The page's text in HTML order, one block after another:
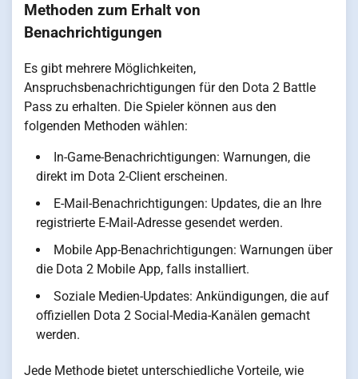
Methoden zum Erhalt von
Benachrichtigungen
Es gibt mehrere Möglichkeiten,
Anspruchsbenachrichtigungen für den Dota 2 Battle
Pass zu erhalten. Die Spieler können aus den
folgenden Methoden wählen:
In-Game-Benachrichtigungen: Warnungen, die
direkt im Dota 2-Client erscheinen.
E-Mail-Benachrichtigungen: Updates, die an Ihre
registrierte E-Mail-Adresse gesendet werden.
Mobile App-Benachrichtigungen: Warnungen über
die Dota 2 Mobile App, falls installiert.
Soziale Medien-Updates: Ankündigungen, die auf
offiziellen Dota 2 Social-Media-Kanälen gemacht
werden.
Jede Methode bietet unterschiedliche Vorteile, wie